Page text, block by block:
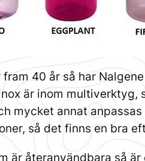
fram 40 år så har
är inom multiverktyg,
mycket annat
så det finns en bra
är återanvändbara så